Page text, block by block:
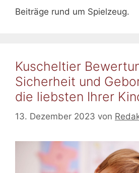
Beiträge rund um Spielzeug.
Kuscheltier
Sicherheit und
die liebsten Ihrer
13. Dezember 2023 von